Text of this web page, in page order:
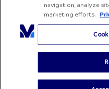
لشركة ساديا
سياسة الخصوصية
navigation, analyze
marketing efforts.